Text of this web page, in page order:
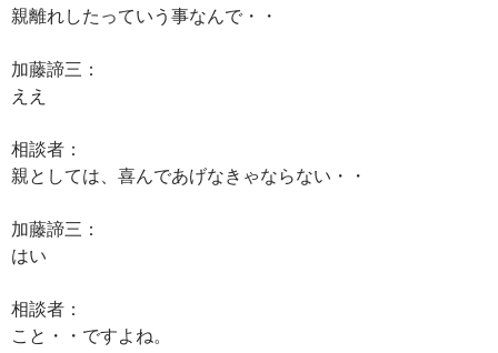
親離れしたっていう事なんで・・
加藤諦三：
ええ
相談者：
親としては、喜んであげなきゃならない・・
加藤諦三：
はい
相談者：
こと・・ですよね。